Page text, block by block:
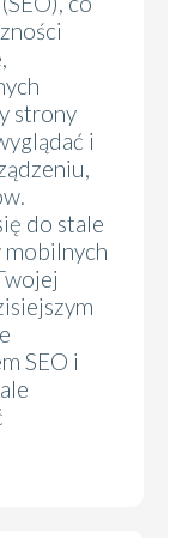
strony
i
do stale
SEO i